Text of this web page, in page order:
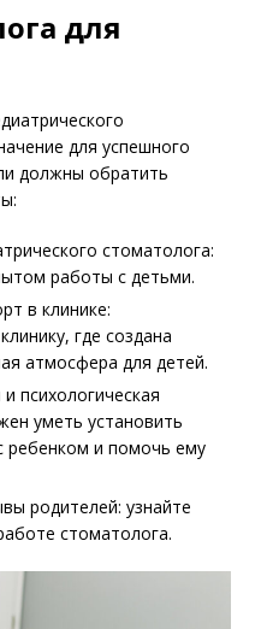
для
для успешного
должны обратить
стоматолога:
работы с детьми.
в клинике:
где создана
атмосфера для детей.
психологическая
уметь установить
ребенком и помочь ему
родителей: узнайте
стоматолога.